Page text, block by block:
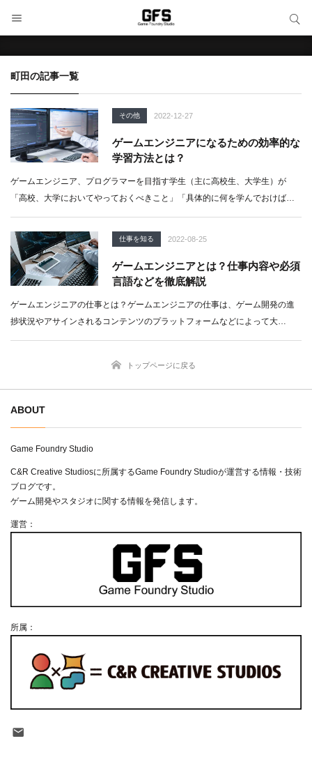
町田の記事一覧
その他 2022-12-27
ゲームエンジニアになるための効率的な
学習方法とは？
ゲームエンジニア、プログラマーを目指す学生（主に高校生、大学生）が
「高校、大学においてやっておくべきこと」「具体的に何を学んでおけばよ
いか…
仕事を知る 2022-08-25
ゲームエンジニアとは？仕事内容や必須
言語などを徹底解説
ゲームエンジニアの仕事とは？ゲームエンジニアの仕事は、ゲーム開発の進
捗状況やアサインされるコンテンツのプラットフォームなどによって大…
トップページに戻る
ABOUT
Game Foundry Studio
C&R Creative Studiosに所属するGame Foundry Studioが運営する情報・技術
ブログです。
ゲーム開発やスタジオに関する情報を発信します。
運営：
所属：
サイト内検索